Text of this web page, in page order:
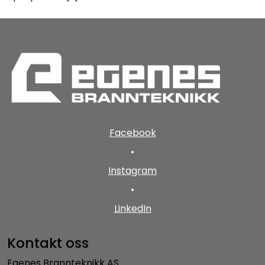
Facebook
•
Instagram
•
LinkedIn
Kontakt oss